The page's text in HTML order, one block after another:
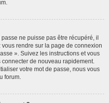
ne puisse pas être récupéré, il
rendre sur la page de connexion
». Suivez les instructions et vous
de nouveau rapidement.
votre mot de passe, nous vous
forum.